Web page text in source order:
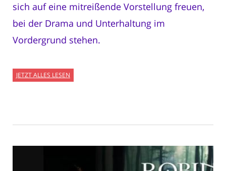
sich auf eine mitreißende Vorstellung freuen,
bei der Drama und Unterhaltung im
Vordergrund stehen.
JETZT ALLES LESEN